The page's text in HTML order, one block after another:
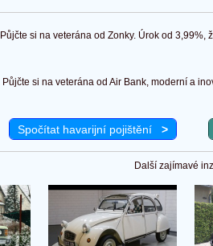
si na veterána od Zonky. Úrok od 3,99%,
si na veterána od Air Bank, moderní a
Spočítat havarijní pojištění >
Další zajímavé